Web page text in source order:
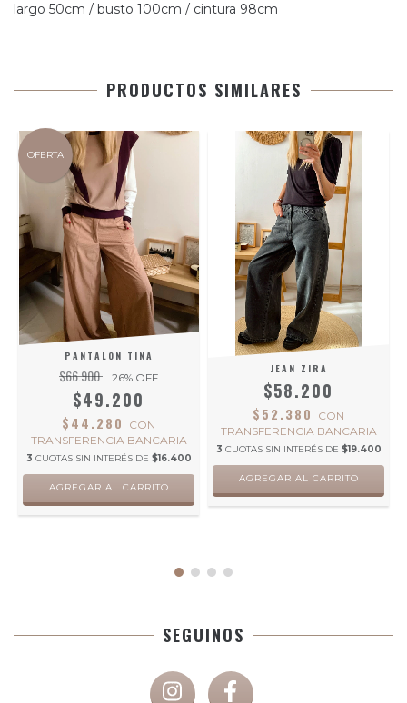
largo 50cm / busto 100cm / cintura 98cm
PRODUCTOS SIMILARES
OFERTA
PANTALON TINA
$66.900 26% OFF
$49.200
$44.280
CON
TRANSFERENCIA BANCARIA
3 CUOTAS SIN INTERÉS DE $16.400
AGREGAR AL CARRITO
JEAN ZIRA
$58.200
$52.380
CON
TRANSFERENCIA BANCARIA
3 CUOTAS SIN INTERÉS DE $19.400
AGREGAR AL CARRITO
SEGUINOS